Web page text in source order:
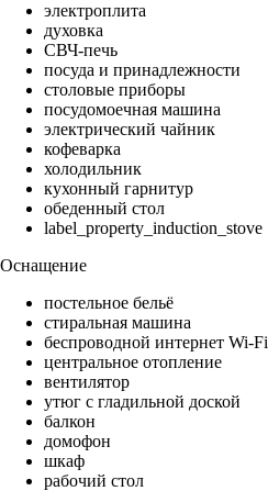
электроплита
духовка
СВЧ-печь
посуда и принадлежности
столовые приборы
посудомоечная машина
электрический чайник
кофеварка
холодильник
кухонный гарнитур
обеденный стол
label_property_induction_stove
Оснащение
постельное бельё
стиральная машина
беспроводной интернет Wi-Fi
центральное отопление
вентилятор
утюг с гладильной доской
балкон
домофон
шкаф
рабочий стол